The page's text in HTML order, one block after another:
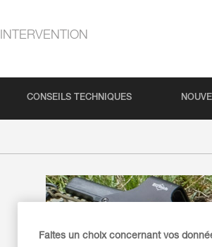
INTERVENTION
CONSEILS TECHNIQUES
Faites un choix concernant vos